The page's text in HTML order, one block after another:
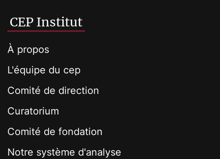
CEP Institut
À propos
L'équipe du cep
Comité de direction
Curatorium
Comité de fondation
Notre système d'analyse